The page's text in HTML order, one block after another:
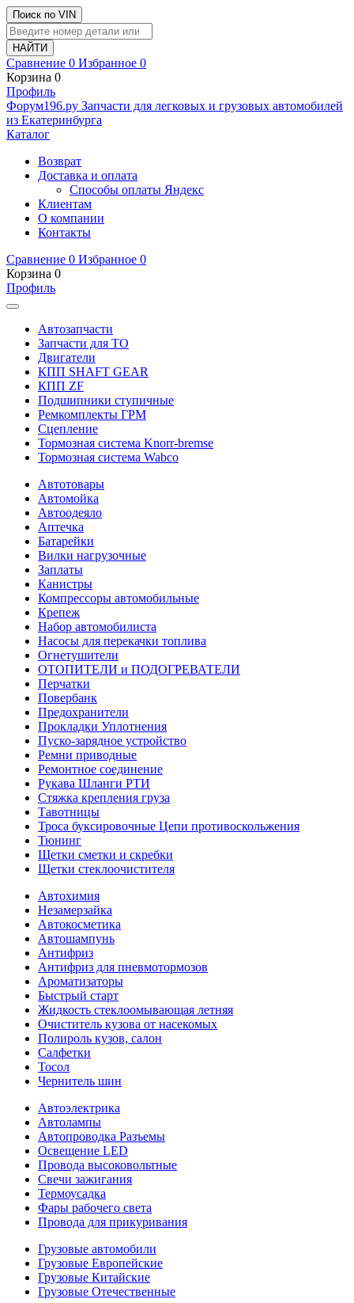
Поиск по VIN
Сравнение 0 Избранное 0
Корзина 0
Профиль
Фoрум196.ру Запчасти для легковых и грузовых автомобилей
из Екатеринбурга
Каталог
Возврат
Доставка и оплата
Способы оплаты Яндекс
Клиентам
О компании
Контакты
Сравнение 0 Избранное 0
Корзина 0
Профиль
Автозапчасти
Запчасти для ТО
Двигатели
КПП SHAFT GEAR
КПП ZF
Подшипники ступичные
Ремкомплекты ГРМ
Сцепление
Тормозная система Knorr-bremse
Тормозная система Wabco
Автотовары
Автомойка
Автоодеяло
Аптечка
Батарейки
Вилки нагрузочные
Заплаты
Канистры
Компрессоры автомобильные
Крепеж
Набор автомобилиста
Насосы для перекачки топлива
Огнетушители
ОТОПИТЕЛИ и ПОДОГРЕВАТЕЛИ
Перчатки
Повербанк
Предохранители
Прокладки Уплотнения
Пуско-зарядное устройство
Ремни приводные
Ремонтное соединение
Рукава Шланги РТИ
Стяжка крепления груза
Тавотницы
Троса буксировочные Цепи противоскольжения
Тюнинг
Щетки сметки и скребки
Щетки стеклоочистителя
Автохимия
Незамерзайка
Автокосметика
Автошампунь
Антифриз
Антифриз для пневмотормозов
Ароматизаторы
Быстрый старт
Жидкость стеклоомывающая летняя
Очиститель кузова от насекомых
Полироль кузов, салон
Салфетки
Тосол
Чернитель шин
Автоэлектрика
Автолампы
Автопроводка Разъемы
Освещение LED
Провода высоковольтные
Свечи зажигания
Термоусадка
Фары рабочего света
Провода для прикуривания
Грузовые автомобили
Грузовые Европейские
Грузовые Китайские
Грузовые Отечественные